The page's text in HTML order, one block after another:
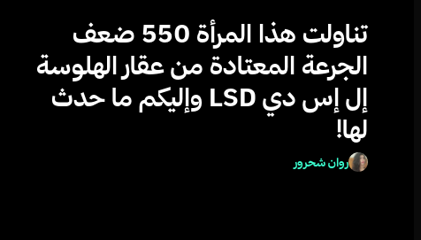
تناولت هذا المرأة 550 ضعف
الجرعة المعتادة من عقار الهلوسة
إل إس دي LSD وإليكم ما حدث
لها!
روان شحرور